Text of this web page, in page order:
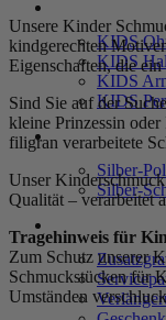
KIDS
KIDS
KIDS
KIDS
Silber-
Silber-
Unsere Kinder
kindgerechten
Eigenschaften, die
Sind Sie auf der
kleine Prinzessin
filigran verarbeitete
Unser
Qualität – verarbeitet
Tragehinweis für
Zum Schutz unserer
Schmuckstücken für
Umständen